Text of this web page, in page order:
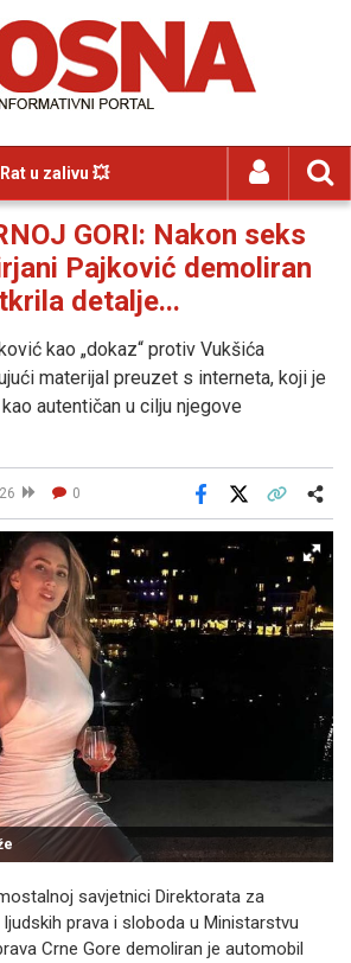
Rat u zalivu 💥
GORI: Nakon seks
Pajković demoliran
detalje...
kao „dokaz“ protiv Vukšića
materijal preuzet s interneta, koji je
autentičan u cilju njegove
0
Facebook
savjetnici Direktorata za
prava i sloboda u Ministarstvu
Crne Gore demoliran je automobil